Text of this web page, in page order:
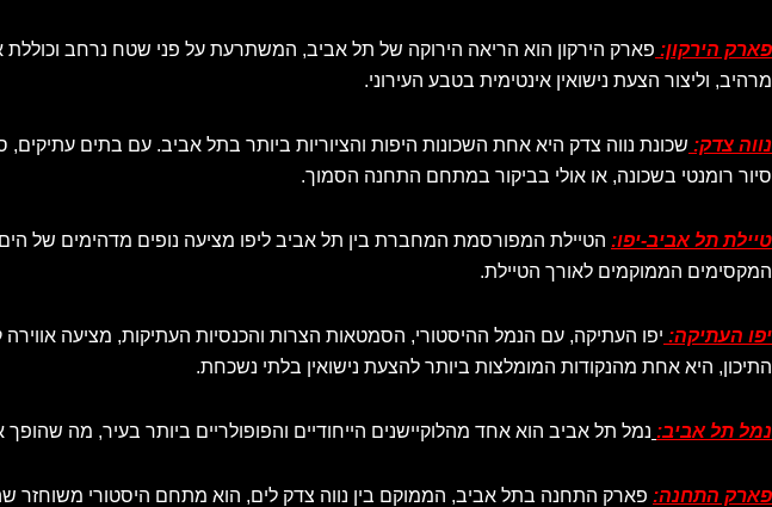
פארק הירקון: פארק הירקון הוא הריאה הירוקה של תל אביב, המשתרעת על פני שטח נרחב
מרהיב, וליצור הצעת נישואין אינטימית בטבע העירוני.
נווה צדק: שכונת נווה צדק היא אחת השכונות היפות והציוריות ביותר בתל אביב. עם בתים
סיור רומנטי בשכונה, או אולי בביקור במתחם התחנה הסמוך.
טיילת תל אביב-יפו: הטיילת המפורסמת המחברת בין תל אביב ליפו מציעה נופים מדהימים של
המקסימים הממוקמים לאורך הטיילת.
יפו העתיקה: יפו העתיקה, עם הנמל ההיסטורי, הסמטאות הצרות והכנסיות העתיקות, מציעה
התיכון, היא אחת מהנקודות המומלצות ביותר להצעת נישואין בלתי נשכחת.
נמל תל אביב: נמל תל אביב הוא אחד מהלוקיישנים הייחודיים והפופולריים ביותר בעיר, מה שהופך
פארק התחנה: פארק התחנה בתל אביב, הממוקם בין נווה צדק לים, הוא מתחם היסטורי